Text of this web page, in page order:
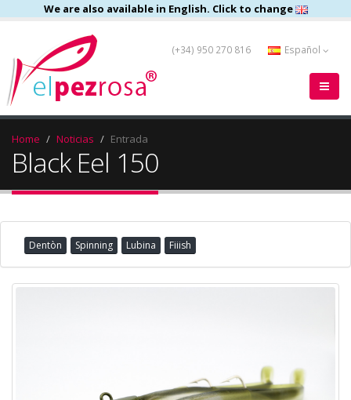
We are also available in English. Click to change
(+34) 950 270 816 Español
Home Noticias Entrada
Black Eel 150
Dentòn Spinning Lubina Fiiish